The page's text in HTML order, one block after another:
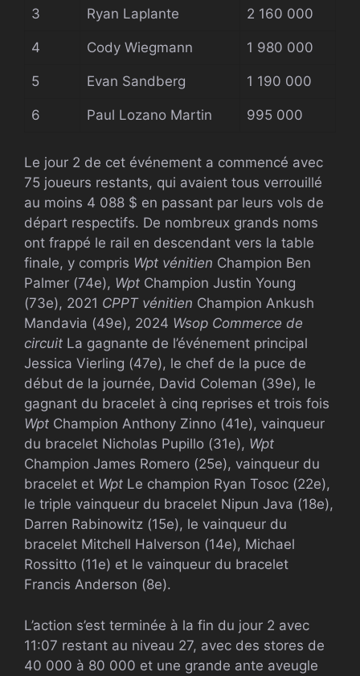
3 Ryan Laplante 2 160 000
4 Cody Wiegmann 1 980 000
5 Evan Sandberg 1 190 000
6 Paul Lozano Martin 995 000
Le jour 2 de cet événement a commencé avec
75 joueurs restants, qui avaient tous verrouillé
au moins 4 088 $ en passant par leurs vols de
départ respectifs. De nombreux grands noms
ont frappé le rail en descendant vers la table
finale, y compris Wpt vénitien Champion Ben
Palmer (74e), Wpt Champion Justin Young
(73e), 2021 CPPTvénitien Champion Ankush
Mandavia (49e), 2024 Wsop Commerce de
circuit La gagnante de l’événement principal
Jessica Vierling (47e), le chef de la puce de
début de la journée, David Coleman (39e), le
gagnant du bracelet à cinq reprises et trois fois
Wpt Champion Anthony Zinno (41e), vainqueur
du bracelet Nicholas Pupillo (31e), Wpt
Champion James Romero (25e), vainqueur du
bracelet et Wpt Le champion Ryan Tosoc (22e),
le triple vainqueur du bracelet Nipun Java (18e),
Darren Rabinowitz (15e), le vainqueur du
bracelet Mitchell Halverson (14e), Michael
Rossitto (11e) et le vainqueur du bracelet
Francis Anderson (8e).
L’action s’est terminée à la fin du jour 2 avec
11:07 restant au niveau 27, avec des stores de
40 000 à 80 000 et une grande ante aveugle